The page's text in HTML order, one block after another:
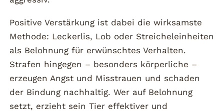
Positive Verstärkung ist dabei die wirksamste
Methode: Leckerlis, Lob oder Streicheleinheiten
als Belohnung für erwünschtes Verhalten.
Strafen hingegen – besonders körperliche –
erzeugen Angst und Misstrauen und schaden
der Bindung nachhaltig. Wer auf Belohnung
setzt, erzieht sein Tier effektiver und